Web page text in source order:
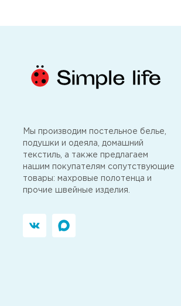
Мы производим постельное белье,
подушки и одеяла, домашний
текстиль, а также предлагаем
нашим покупателям сопутствующие
товары: махровые полотенца и
прочие швейные изделия.